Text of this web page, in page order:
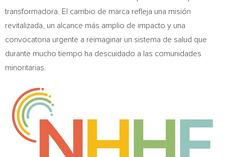
transformadora. El cambio de marca refleja una misión
revitalizada, un alcance más amplio de impacto y una
convocatoria urgente a reimaginar un sistema de salud que
durante mucho tiempo ha descuidado a las comunidades
minoritarias.